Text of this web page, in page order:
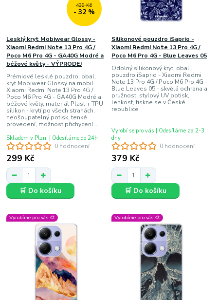
439 Kč
- 32 %
0 hodnocení
Lesklý kryt Mobiwear Glossy -
Xiaomi Redmi Note 13 Pro 4G /
Poco M6 Pro 4G - GA40G Modré a
béžové květy - VÝPRODEJ
Prémiové lesklé pouzdro, obal,
kryt Mobiwear Glossy na mobil
Xiaomi Redmi Note 13 Pro 4G /
Poco M6 Pro 4G - GA40G Modré a
béžové květy, materiál Plast + TPU
silikon - krytí po všech stranách,
neošoupatelný potisk, tenké
provedení, možnost přichycení ...
299 Kč
Skladem v Plzni | Odesíláme do 24h
🛒 Do košíku
0 hodnocení
Silikonové pouzdro iSaprio -
Xiaomi Redmi Note 13 Pro 4G /
Poco M6 Pro 4G - Blue Leaves 05
Odolný silikonový kryt, obal,
pouzdro iSaprio - Xiaomi Redmi
Note 13 Pro 4G / Poco M6 Pro 4G -
Blue Leaves 05 - skvělá ochrana a
pružnost, stylový UV potisk,
lehkost, tiskne se v České
republice
379 Kč
Vyrobí se pro vás | Odesíláme za 2-3
dny
🛒 Do košíku
Vyrobíme pro vás 🎨 Vyrobíme pro vás 🎨